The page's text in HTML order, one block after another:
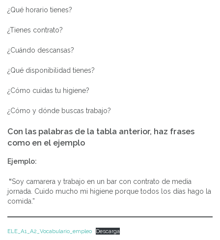
¿Qué horario tienes?
¿Tienes contrato?
¿Cuándo descansas?
¿Qué disponibilidad tienes?
¿Cómo cuidas tu higiene?
¿Cómo y dónde buscas trabajo?
Con las palabras de la tabla anterior, haz frases
como en el ejemplo
Ejemplo:
“Soy camarera y trabajo en un bar con contrato de media
jornada. Cuido mucho mi higiene porque todos los días hago la
comida.”
ELE_A1_A2_Vocabulario_empleo Descarga